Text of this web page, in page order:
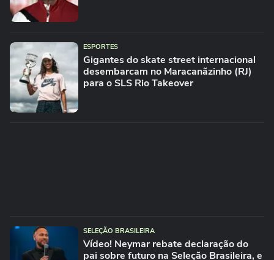
ESPORTES
Gigantes do skate street internacional
desembarcam no Maracanãzinho (RJ)
para o SLS Rio Takeover
SELEÇÃO BRASILEIRA
Vídeo! Neymar rebate declaração do
pai sobre futuro na Seleção Brasileira, e